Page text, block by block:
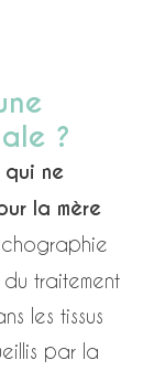
?
qui ne
la mère
traitement
les tissus
par la